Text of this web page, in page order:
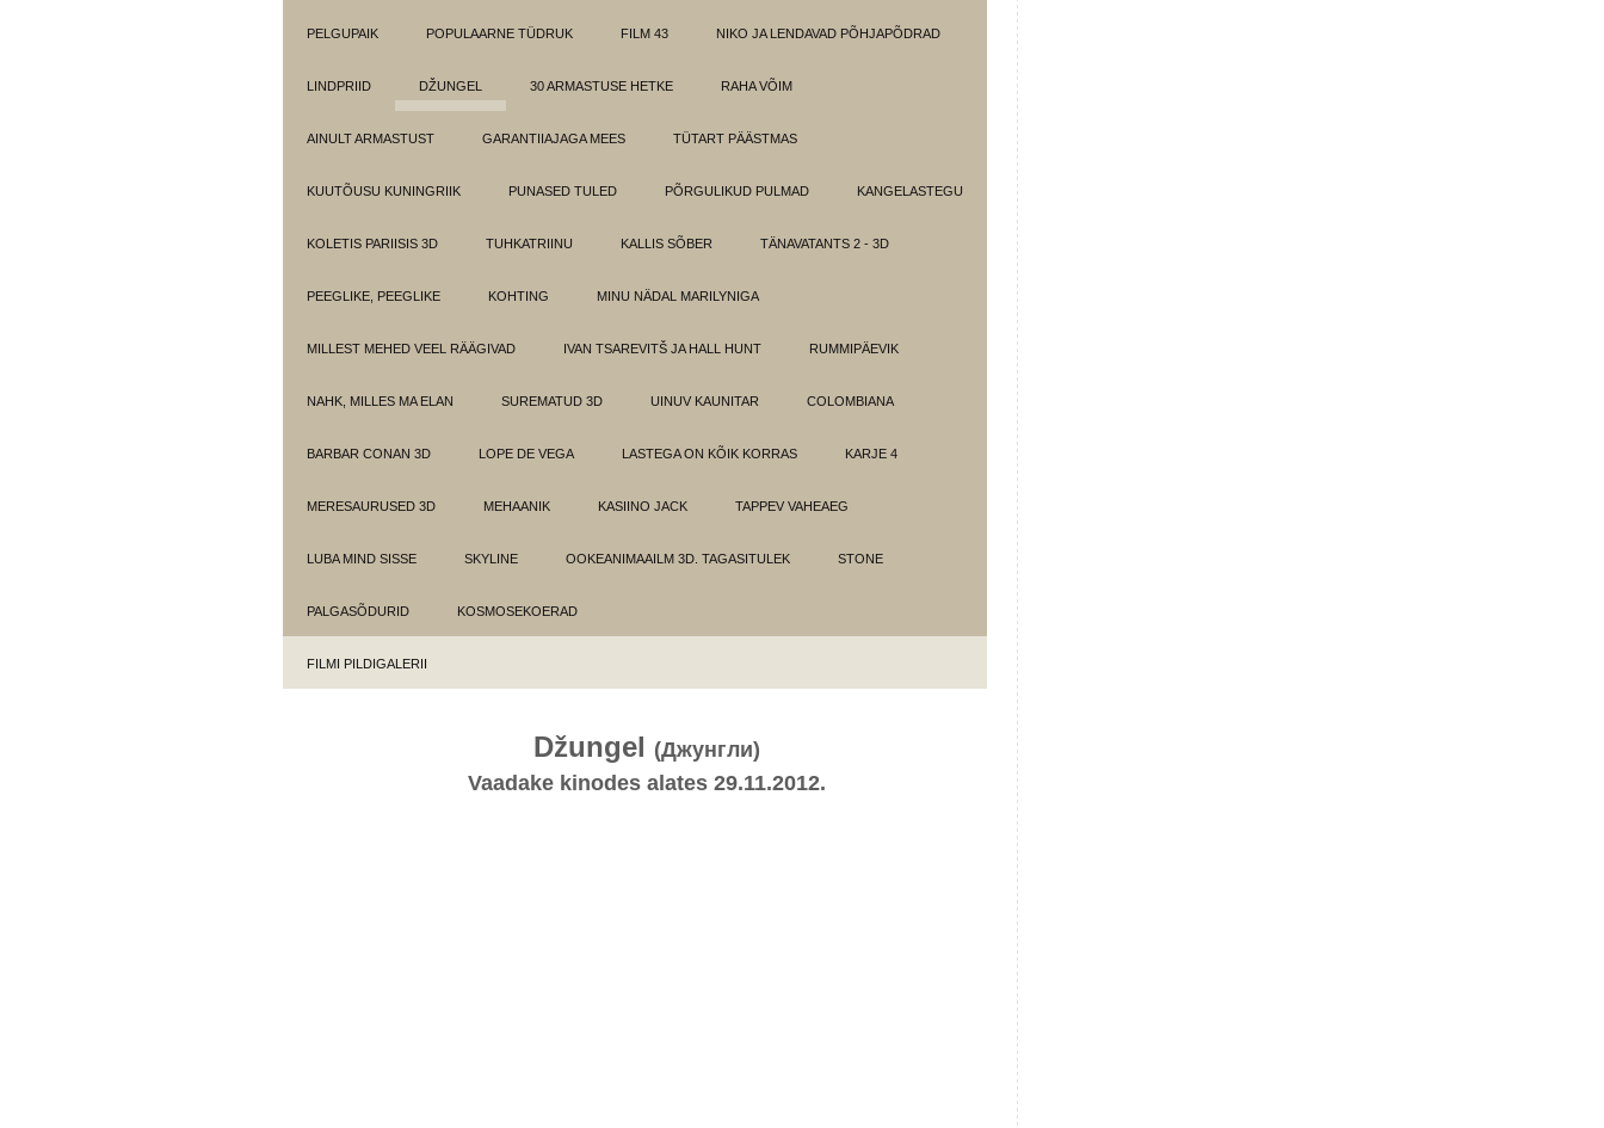
PELGUPAIK POPULAARNE TÜDRUK FILM 43 NIKO JA LENDAVAD PÕHJAPÕDRAD
LINDPRIID DŽUNGEL 30 ARMASTUSE HETKE RAHA VÕIM
AINULT ARMASTUST GARANTIIAJAGA MEES TÜTART PÄÄSTMAS
KUUTÕUSU KUNINGRIIK PUNASED TULED PÕRGULIKUD PULMAD KANGELASTEGU
KOLETIS PARIISIS 3D TUHKATRIINU KALLIS SÕBER TÄNAVATANTS 2 - 3D
PEEGLIKE, PEEGLIKE KOHTING MINU NÄDAL MARILYNIGA
MILLEST MEHED VEEL RÄÄGIVAD IVAN TSAREVITŠ JA HALL HUNT RUMMIPÄEVIK
NAHK, MILLES MA ELAN SUREMATUD 3D UINUV KAUNITAR COLOMBIANA
BARBAR CONAN 3D LOPE DE VEGA LASTEGA ON KÕIK KORRAS KARJE 4
MERESAURUSED 3D MEHAANIK KASIINO JACK TAPPEV VAHEAEG
LUBA MIND SISSE SKYLINE OOKEANIMAAILM 3D. TAGASITULEK STONE
PALGASÕDURID KOSMOSEKOERAD
FILMI PILDIGALERII
Džungel (Джунгли)
Vaadake kinodes alates 29.11.2012.